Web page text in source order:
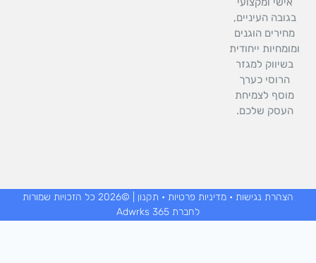
העיניים,
הוגנים
ייחודית
בשיווק למגזר
הרוסי כערך
מוסף לצמיחת
העסק שלכם.
הצהרת נגישות•מדיניות פרטיות•תקנון
| ©2026 כל הזכויות שמורות
לחברת Adwrks 365